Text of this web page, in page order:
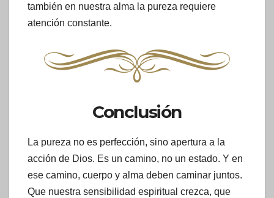
también en nuestra alma la pureza requiere
atención constante.
Conclusión
La pureza no es perfección, sino apertura a la
acción de Dios. Es un camino, no un estado. Y en
ese camino, cuerpo y alma deben caminar juntos.
Que nuestra sensibilidad espiritual crezca, que